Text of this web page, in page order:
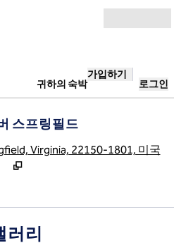
귀하의 숙박
가입하기
로그인
스프링필드
Virginia, 22150-1801, 미국
러리